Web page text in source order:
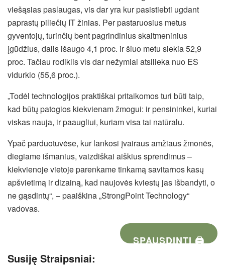
viešąsias paslaugas, vis dar yra kur pasistiebti ugdant
paprastų piliečių IT žinias. Per pastaruosius metus
gyventojų, turinčių bent pagrindinius skaitmeninius
įgūdžius, dalis išaugo 4,1 proc. ir šiuo metu siekia 52,9
proc. Tačiau rodiklis vis dar nežymiai atsilieka nuo ES
vidurkio (55,6 proc.).
„Todėl technologijos praktiškai pritaikomos turi būti taip,
kad būtų patogios kiekvienam žmogui: ir pensininkei, kuriai
viskas nauja, ir paaugliui, kuriam visa tai natūralu.
Ypač parduotuvėse, kur lankosi įvairaus amžiaus žmonės,
diegiame išmanius, vaizdiškai aiškius sprendimus –
kiekvienoje vietoje parenkame tinkamą savitarnos kasų
apšvietimą ir dizainą, kad naujovės kviestų jas išbandyti, o
ne gąsdintų“, – paaiškina „StrongPoint Technology“
vadovas.
SPAUSDINTI 🖨
Susiję Straipsniai: